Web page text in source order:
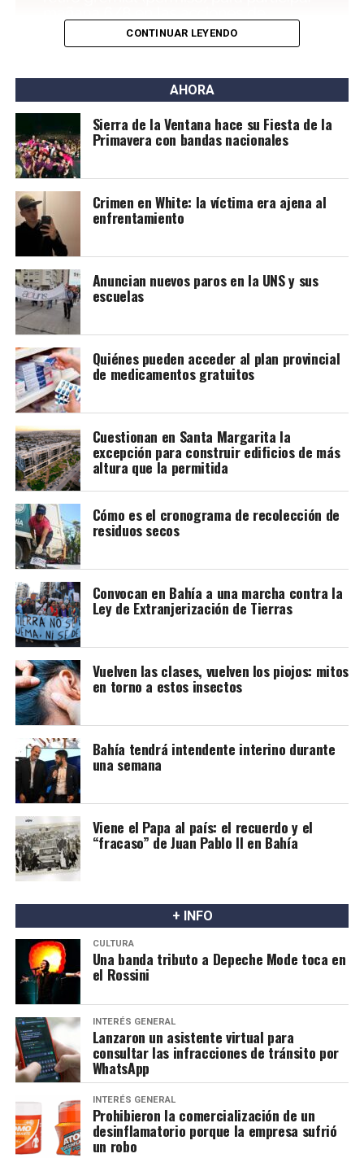
Joaquín Larraburu
CONTINUAR LEYENDO
AHORA
Sierra de la Ventana hace su Fiesta de la
Primavera con bandas nacionales
Crimen en White: la víctima era ajena al
enfrentamiento
Anuncian nuevos paros en la UNS y sus
escuelas
Quiénes pueden acceder al plan provincial
de medicamentos gratuitos
Cuestionan en Santa Margarita la
excepción para construir edificios de más
altura que la permitida
Cómo es el cronograma de recolección de
residuos secos
Convocan en Bahía a una marcha contra la
Ley de Extranjerización de Tierras
Vuelven las clases, vuelven los piojos: mitos
en torno a estos insectos
Bahía tendrá intendente interino durante
una semana
Viene el Papa al país: el recuerdo y el
“fracaso” de Juan Pablo II en Bahía
+ INFO
CULTURA
Una banda tributo a Depeche Mode toca en
el Rossini
INTERÉS GENERAL
Lanzaron un asistente virtual para
consultar las infracciones de tránsito por
WhatsApp
INTERÉS GENERAL
Prohibieron la comercialización de un
desinflamatorio porque la empresa sufrió
un robo